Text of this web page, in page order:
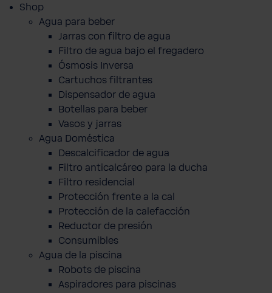
Shop
Agua para beber
Jarras con filtro de agua
Filtro de agua bajo el fregadero
Ósmosis Inversa
Cartuchos filtrantes
Dispensador de agua
Botellas para beber
Vasos y jarras
Agua Doméstica
Descalcificador de agua
Filtro anticalcáreo para la ducha
Filtro residencial
Protección frente a la cal
Protección de la calefacción
Reductor de presión
Consumibles
Agua de la piscina
Robots de piscina
Aspiradores para piscinas